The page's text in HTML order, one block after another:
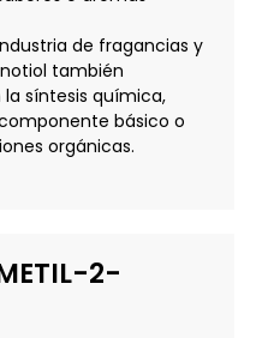
de fragancias y
también
síntesis química,
básico o
orgánicas.
2-